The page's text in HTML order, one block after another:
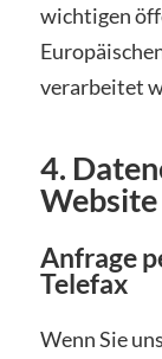
wichtigen
verarbeitet
4.
Website
Anfrage
Telefax
Wenn Sie